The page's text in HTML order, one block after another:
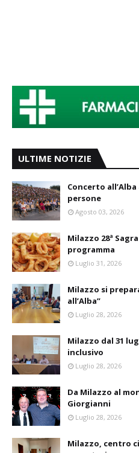
ULTIME NOTIZIE
Concerto
persone
Agosto 03, 2026
Milazzo 28ª
programma
Luglio 31, 2026
Milazzo si
all’Alba”
Luglio 28, 2026
Milazzo dal 31
inclusivo
Luglio 28, 2026
Da Milazzo al
Giorgianni
Luglio 28, 2026
Milazzo, centro